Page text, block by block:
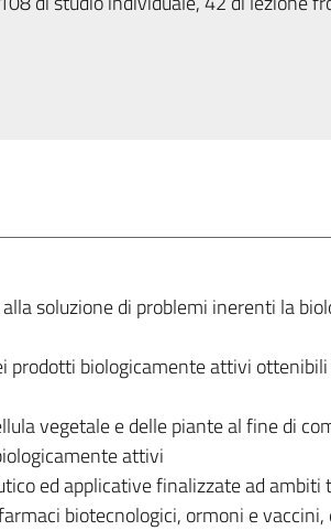
soluzione di problemi inerenti la
prodotti biologicamente attivi
vegetale e delle piante al fine di
attivi
ed applicative finalizzate ad ambiti
biotecnologici, ormoni e